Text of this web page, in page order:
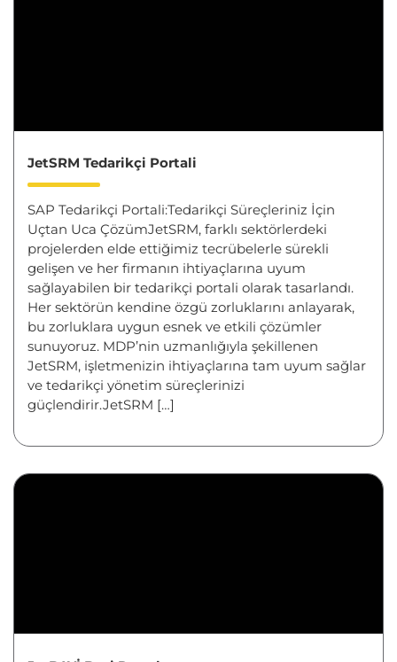
JetSRM Tedarikçi Portali
SAP Tedarikçi Portali:Tedarikçi Süreçleriniz İçin
Uçtan Uca ÇözümJetSRM, farklı sektörlerdeki
projelerden elde ettiğimiz tecrübelerle sürekli
gelişen ve her firmanın ihtiyaçlarına uyum
sağlayabilen bir tedarikçi portali olarak tasarlandı.
Her sektörün kendine özgü zorluklarını anlayarak,
bu zorluklara uygun esnek ve etkili çözümler
sunuyoruz. MDP’nin uzmanlığıyla şekillenen
JetSRM, işletmenizin ihtiyaçlarına tam uyum sağlar
ve tedarikçi yönetim süreçlerinizi
güçlendirir.JetSRM […]